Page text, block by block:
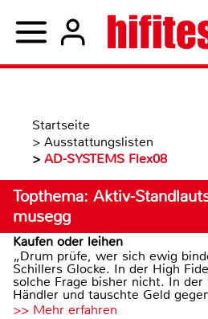
Startseite
> Ausstattungslisten
> AD-SYSTEMS Flex08
Topthema: Aktiv-
musegg
Kaufen oder leihen
„Drum prüfe, wer sich ewig
Schillers Glocke. In der High
solche Frage bisher nicht. In der
Händler und tauschte Geld
>> Mehr erfahren